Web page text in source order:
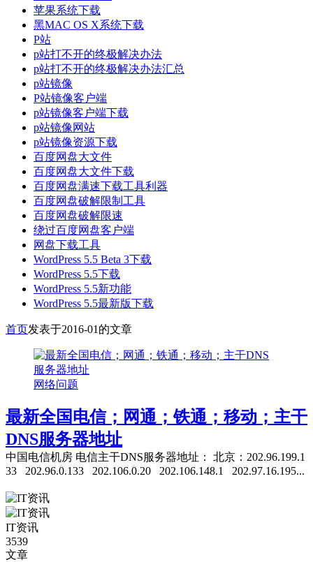
苹果系统下载
黑MAC OS X系统下载
P站
p站打不开的终极解决办法
p站打不开的终极解决办法汇总
p站镜像
P站镜像客户端
p站镜像客户端下载
p站镜像网站
p站镜像资源下载
百度网盘大文件
百度网盘大文件下载
百度网盘满速下载工具利器
百度网盘破解限制工具
百度网盘破解限速
绕过百度网盘客户端
网盘下载工具
WordPress 5.5 Beta 3下载
WordPress 5.5下载
WordPress 5.5新功能
WordPress 5.5最新版下载
首页发表于2016-01的文章
网络问题
最新全国电信；网通；铁通；移动；主干
DNS服务器地址
中国电信机房 电信主干DNS服务器地址： 北京：202.96.199.1
33 202.96.0.133 202.106.0.20 202.106.148.1 202.97.16.195...
IT资讯
3539
文章